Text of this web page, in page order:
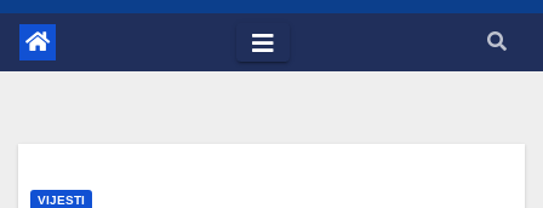
VIJESTI